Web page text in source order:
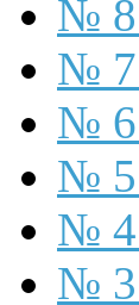
№ 8
№ 7
№ 6
№ 5
№ 4
№ 3